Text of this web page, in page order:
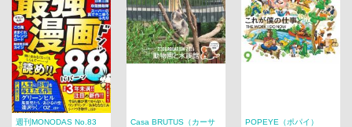
週刊MONODAS No.83
Casa BRUTUS（カーサ
POPEYE（ポパイ）